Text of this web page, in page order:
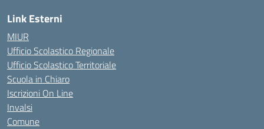
Link Esterni
MIUR
Ufficio Scolastico Regionale
Ufficio Scolastico Territoriale
Scuola in Chiaro
Iscrizioni On Line
Invalsi
Comune